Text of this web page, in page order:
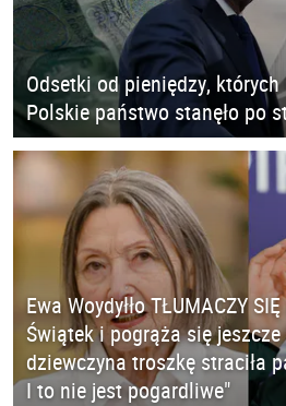
Odsetki od pieniędzy,
Polskie państwo stanęło po
Ewa Woydyłło TŁUMACZY
Świątek i pogrąża się
dziewczyna troszkę straciła
I to nie jest pogardliwe"